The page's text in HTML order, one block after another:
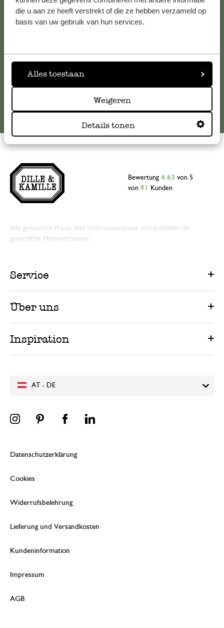
die u aan ze heeft verstrekt of die ze hebben verzameld op
basis van uw gebruik van hun services.
Alles toestaan
Weigeren
Details tonen
Sie sich bitte an unseren Kundenservice. Oder lesen Sie hier
die Antworten aufhäufig gestellte Fragen
AT - DE
Bewertung 4.63 von 5
von 91 Kunden
Alle genannten Preise sind Verbraucherpreise und enthalten die
gesetzliche Mehrwertsteuer.
Service
Über uns
Inspiration
Datenschutzerklärung
Cookies
Widerrufsbelehrung
Lieferung und Versandkosten
Kundeninformation
Impressum
AGB